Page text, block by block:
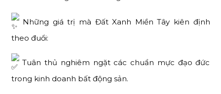
Những giá trị mà Đất Xanh Miền Tây kiên định
theo đuổi:
Tuân thủ nghiêm ngặt các chuẩn mực đạo đức
trong kinh doanh bất động sản.